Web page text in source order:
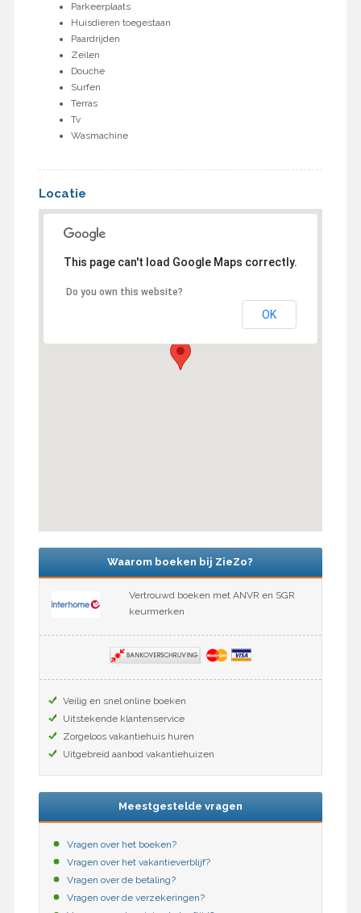
Parkeerplaats
Huisdieren toegestaan
Paardrijden
Zeilen
Douche
Surfen
Terras
Tv
Wasmachine
Locatie
This page can't load Google Maps correctly.
Do you own this website?
OK
Waarom boeken bij ZieZo?
Vertrouwd boeken met ANVR en SGR
keurmerken
Veilig en snel online boeken
Uitstekende klantenservice
Zorgeloos vakantiehuis huren
Uitgebreid aanbod vakantiehuizen
Meestgestelde vragen
Vragen over het boeken?
Vragen over het vakantieverblijf?
Vragen over de betaling?
Vragen over de verzekeringen?